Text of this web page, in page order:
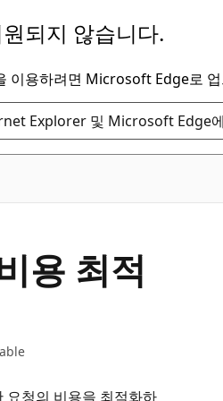
되지 않습니다.
이용하려면 Microsoft Edge로
Explorer 및 Microsoft Edge
용 최적
요청의 비용을 최적화하